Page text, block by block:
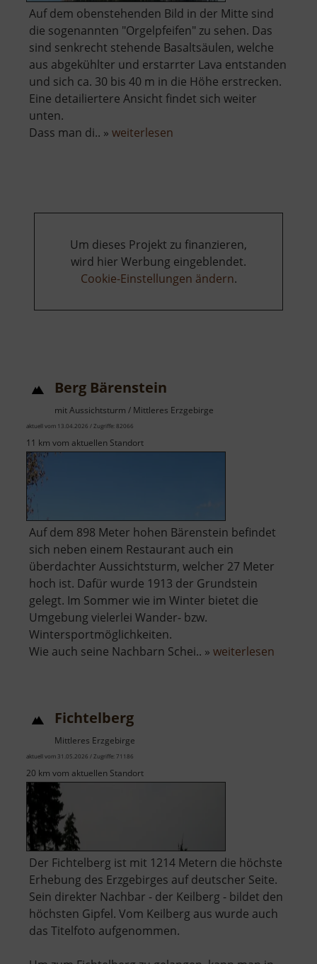
Auf dem obenstehenden Bild in der Mitte sind
die sogenannten "Orgelpfeifen" zu sehen. Das
sind senkrecht stehende Basaltsäulen, welche
aus abgekühlter und erstarrter Lava entstanden
und sich ca. 30 bis 40 m in die Höhe erstrecken.
Eine detailiertere Ansicht findet sich weiter
unten.
Dass man di.. » weiterlesen
Um dieses Projekt zu finanzieren,
wird hier Werbung eingeblendet.
Cookie-Einstellungen ändern.
Berg Bärenstein
mit Aussichtsturm / Mittleres Erzgebirge
aktuell vom 13.04.2026 / Zugriffe: 82066
11 km vom aktuellen Standort
Auf dem 898 Meter hohen Bärenstein befindet
sich neben einem Restaurant auch ein
überdachter Aussichtsturm, welcher 27 Meter
hoch ist. Dafür wurde 1913 der Grundstein
gelegt. Im Sommer wie im Winter bietet die
Umgebung vielerlei Wander- bzw.
Wintersportmöglichkeiten.
Wie auch seine Nachbarn Schei.. » weiterlesen
Fichtelberg
Mittleres Erzgebirge
aktuell vom 31.05.2026 / Zugriffe: 71186
20 km vom aktuellen Standort
Der Fichtelberg ist mit 1214 Metern die höchste
Erhebung des Erzgebirges auf deutscher Seite.
Sein direkter Nachbar - der Keilberg - bildet den
höchsten Gipfel. Vom Keilberg aus wurde auch
das Titelfoto aufgenommen.